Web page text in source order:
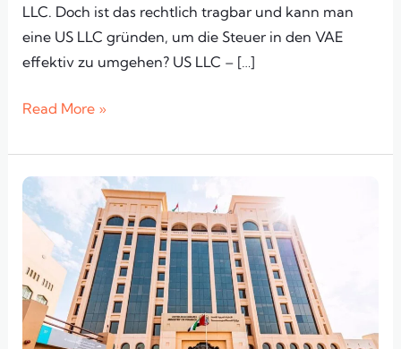
LLC. Doch ist das rechtlich tragbar und kann man
eine US LLC gründen, um die Steuer in den VAE
effektiv zu umgehen? US LLC – […]
Read More »
Dubai
Corporate
Guide:
So
viel
zahlen